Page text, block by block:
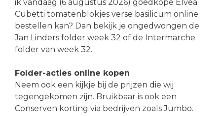
ik vandaag (6 augustus 2026) goedkope Elvea
Cubetti tomatenblokjes verse basilicum online
bestellen kan? Dan bekijk je ongedwongen de
Jan Linders folder week 32 of de Intermarche
folder van week 32.
Folder-acties online kopen
Neem ook een kijkje bij de prijzen die wij
tegengekomen zijn. Bruikbaar is ook een
Conserven korting via bedrijven zoals Jumbo.